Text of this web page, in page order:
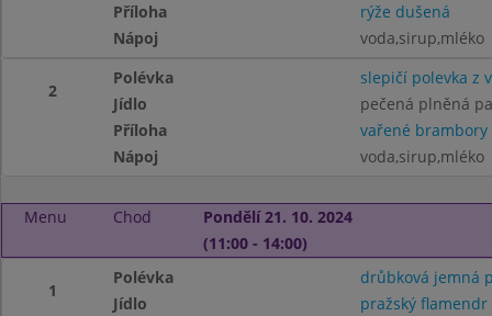
Příloha
rýže dušená
Nápoj
voda,sirup,mléko
2
Polévka
slepičí polevka z
Jídlo
pečená plněná
Příloha
vařené brambory
Nápoj
voda,sirup,mléko
Menu Chod
Pondělí 21. 10. 2024
(11:00 - 14:00)
1
Polévka
drůbková jemná
Jídlo
pražský flamendr